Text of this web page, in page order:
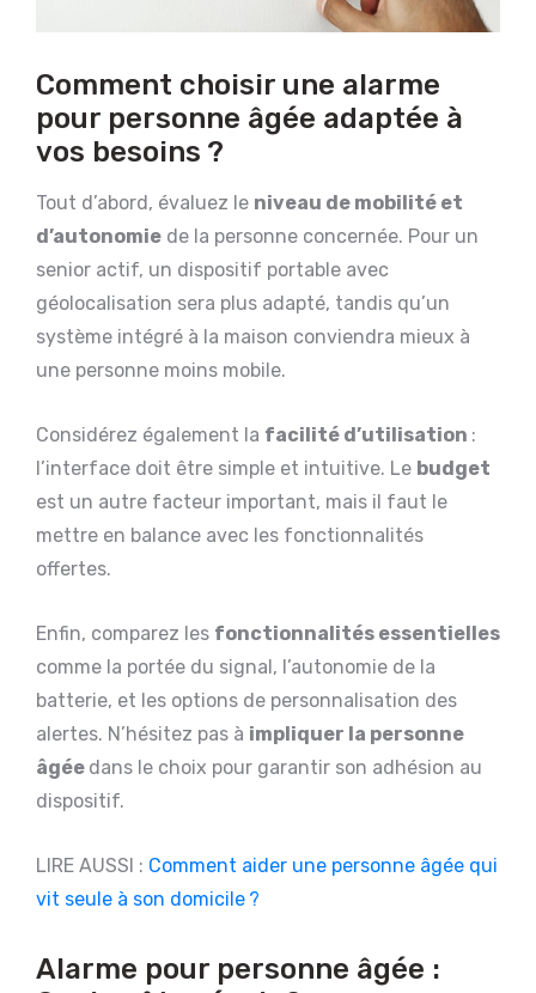
Comment choisir une alarme
pour personne âgée adaptée à
vos besoins ?
Tout d’abord, évaluez le niveau de mobilité et
d’autonomie de la personne concernée. Pour un
senior actif, un dispositif portable avec
géolocalisation sera plus adapté, tandis qu’un
système intégré à la maison conviendra mieux à
une personne moins mobile.
Considérez également la facilité d’utilisation :
l’interface doit être simple et intuitive. Le budget
est un autre facteur important, mais il faut le
mettre en balance avec les fonctionnalités
offertes.
Enfin, comparez les fonctionnalités essentielles
comme la portée du signal, l’autonomie de la
batterie, et les options de personnalisation des
alertes. N’hésitez pas à impliquer la personne
âgée dans le choix pour garantir son adhésion au
dispositif.
LIRE AUSSI : Comment aider une personne âgée qui
vit seule à son domicile ?
Alarme pour personne âgée :